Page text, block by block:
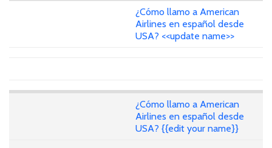
¿Cómo llamo a American
Airlines en español desde
USA? <<update name>>
¿Cómo llamo a American
Airlines en español desde
USA? {{edit your name}}